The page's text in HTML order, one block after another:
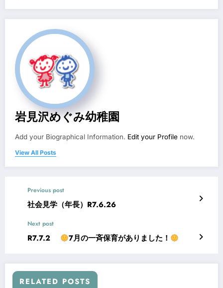
岩見沢めぐみ幼稚園
Add your Biographical Information. Edit your Profile now.
View All Posts
Previous post
社会見学（年長）R7.6.26
Next post
R7.7.2 7月の一斉保育がありました！
RELATED POSTS